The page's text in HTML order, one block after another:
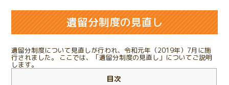
遺留分制度の見直し
遺留分制度について見直しが行われ、令和元年（2019年）7月に施
行されました。 ここでは、「遺留分制度の見直し」についてご説明
します。
目次